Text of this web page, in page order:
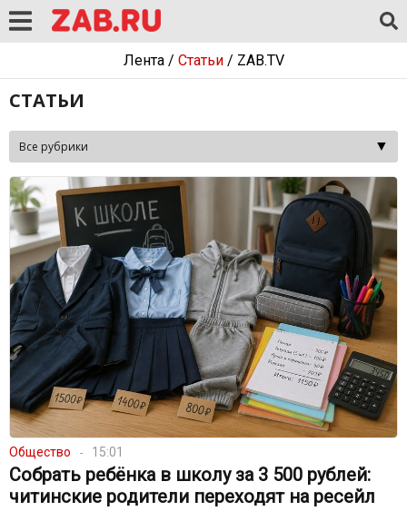
Лента/ Статьи/ ZAB.TV
СТАТЬИ
Общество 15:01
Собрать ребёнка в школу за 3 500 рублей:
читинские родители переходят на ресейл